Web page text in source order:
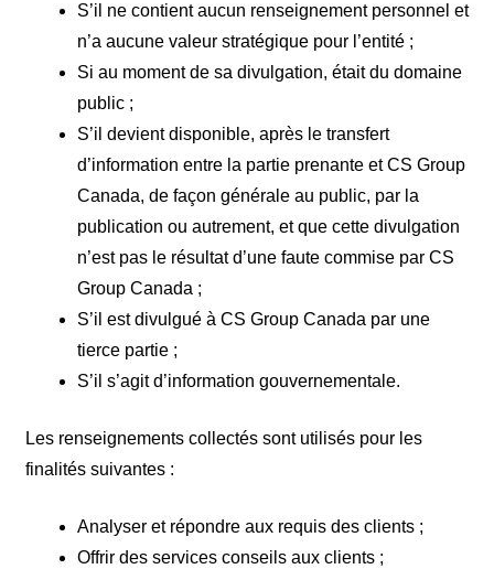
S’il ne contient aucun renseignement personnel et
n’a aucune valeur stratégique pour l’entité ;
Si au moment de sa divulgation, était du domaine
public ;
S’il devient disponible, après le transfert
d’information entre la partie prenante et CS Group
Canada, de façon générale au public, par la
publication ou autrement, et que cette divulgation
n’est pas le résultat d’une faute commise par CS
Group Canada ;
S’il est divulgué à CS Group Canada par une
tierce partie ;
S’il s’agit d’information gouvernementale.
Les renseignements collectés sont utilisés pour les
finalités suivantes :
Analyser et répondre aux requis des clients ;
Offrir des services conseils aux clients ;